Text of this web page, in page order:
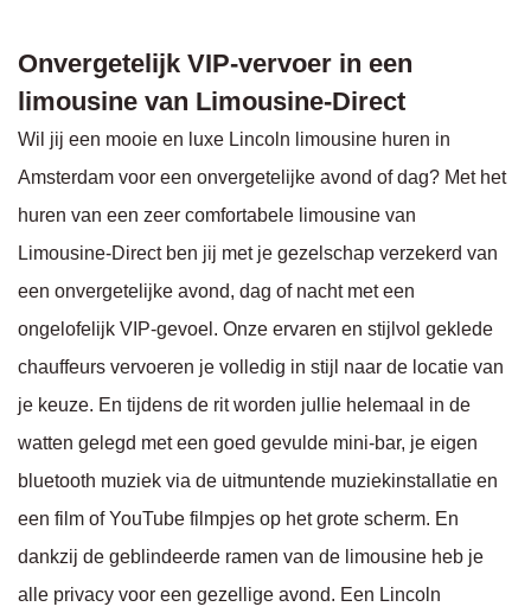
Onvergetelijk VIP-vervoer in een
limousine van Limousine-Direct
Wil jij een mooie en luxe Lincoln limousine huren in
Amsterdam voor een onvergetelijke avond of dag? Met het
huren van een zeer comfortabele limousine van
Limousine-Direct ben jij met je gezelschap verzekerd van
een onvergetelijke avond, dag of nacht met een
ongelofelijk VIP-gevoel. Onze ervaren en stijlvol geklede
chauffeurs vervoeren je volledig in stijl naar de locatie van
je keuze. En tijdens de rit worden jullie helemaal in de
watten gelegd met een goed gevulde mini-bar, je eigen
bluetooth muziek via de uitmuntende muziekinstallatie en
een film of YouTube filmpjes op het grote scherm. En
dankzij de geblindeerde ramen van de limousine heb je
alle privacy voor een gezellige avond. Een Lincoln